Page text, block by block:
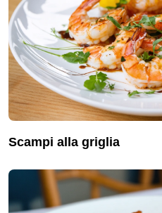
scampi alla griglia